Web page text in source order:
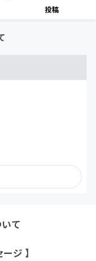
投稿
て
ジ 】